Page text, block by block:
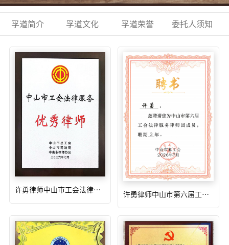
孚道简介 孚道文化 孚道荣誉 委托人须知
许勇律师中山市工会法律服务优秀律师2026年7月
许勇律师中山市第六届工会法律服务团成员2026年6月